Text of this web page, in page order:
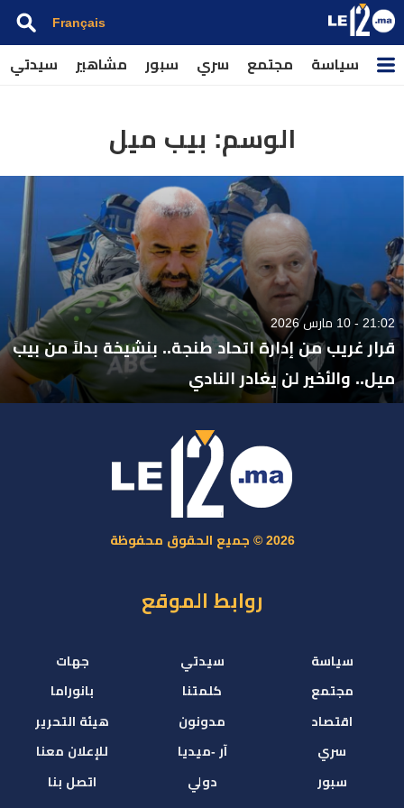
Français
سياسة مجتمع سري سبور مشاهير سيدتي
الوسم: بيب ميل
21:02 - 10 مارس 2026
قرار غريب من إدارة اتحاد طنجة.. بنشيخة بدلاً من بيب
ميل.. والأخير لن يغادر النادي
2026 © جميع الحقوق محفوظة
روابط الموقع
سياسة
مجتمع
اقتصاد
سري
سبور
سيدتي
كلمتنا
مدونون
آر -ميديا
دولي
جهات
بانوراما
هيئة التحرير
للإعلان معنا
اتصل بنا